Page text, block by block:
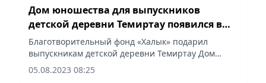
Дом юношества для выпускников
детской деревни Темиртау появился в
Караганде
Благотворительный фонд «Халык» подарил
выпускникам детской деревни Темиртау Дом
юношества. Дети-сироты смогут проживать в нем
и безболезненно интегрироваться в городскую
05.08.2023 08:25